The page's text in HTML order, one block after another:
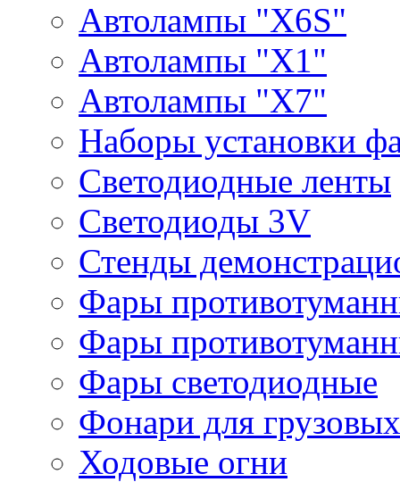
Автолампы "X6S"
Автолампы "Х1"
Автолампы "Х7"
Наборы установки
Светодиодные ленты
Светодиоды 3V
Стенды
Фары
Фары
Фары светодиодные
Фонари для
Ходовые огни